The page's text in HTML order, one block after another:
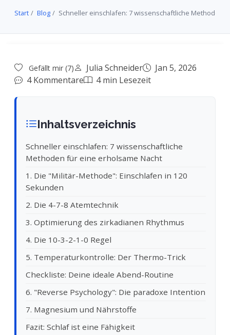
Start Blog Schneller einschlafen: 7 wissenschaftliche Methoden
Gefällt mir (7) Julia Schneider
Jan 5, 2026
4 Kommentare
4 min Lesezeit
Inhaltsverzeichnis
Schneller einschlafen: 7 wissenschaftliche
Methoden für eine erholsame Nacht
1. Die "Militär-Methode": Einschlafen in 120
Sekunden
2. Die 4-7-8 Atemtechnik
3. Optimierung des zirkadianen Rhythmus
4. Die 10-3-2-1-0 Regel
5. Temperaturkontrolle: Der Thermo-Trick
Checkliste: Deine ideale Abend-Routine
6. "Reverse Psychology": Die paradoxe Intention
7. Magnesium und Nährstoffe
Fazit: Schlaf ist eine Fähigkeit